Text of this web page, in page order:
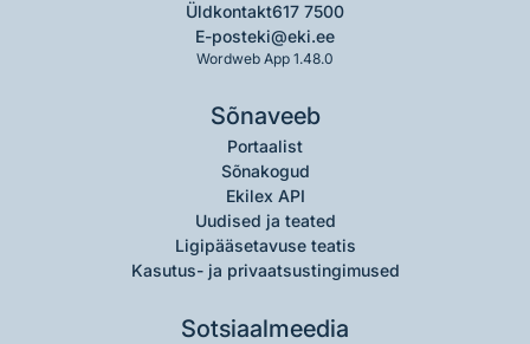
Üldkontakt617 7500
E-posteki@eki.ee
Wordweb App 1.48.0
Sõnaveeb
Portaalist
Sõnakogud
Ekilex API
Uudised ja teated
Ligipääsetavuse teatis
Kasutus- ja privaatsustingimused
Sotsiaalmeedia